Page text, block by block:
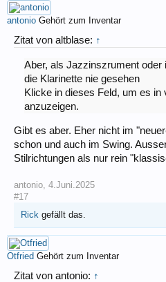
antonio Gehört zum Inventar
Zitat von altblase: ↑
Aber, als Jazzinszrument oder
die Klarinette nie gesehen
Klicke in dieses Feld, um es in
anzuzeigen.
Gibt es aber. Eher nicht im
schon und auch im Swing.
Stilrichtungen als nur rein
antonio 4.Juni.2025
#17
Rick gefällt das.
Otfried Gehört zum Inventar
Zitat von antonio: ↑